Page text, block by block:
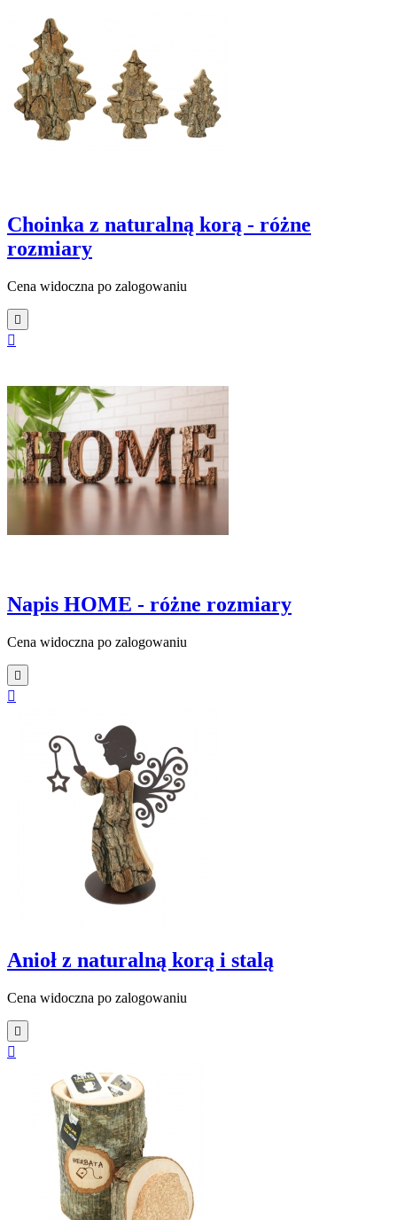
Choinka z naturalną korą - różne
rozmiary
Cena widoczna po zalogowaniu


Napis HOME - różne rozmiary
Cena widoczna po zalogowaniu


Anioł z naturalną korą i stalą
Cena widoczna po zalogowaniu

